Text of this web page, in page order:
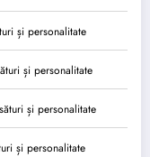
și personalitate
și personalitate
și personalitate
și personalitate